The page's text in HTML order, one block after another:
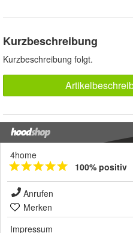
Kurzbeschreibung
Kurzbeschreibung folgt.
4home
100% positiv
Anrufen
Merken
Impressum